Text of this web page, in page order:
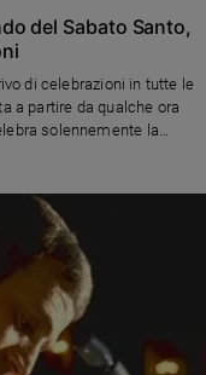
del Sabato Santo,
di celebrazioni in tutte le
a partire da qualche ora
solennemente la